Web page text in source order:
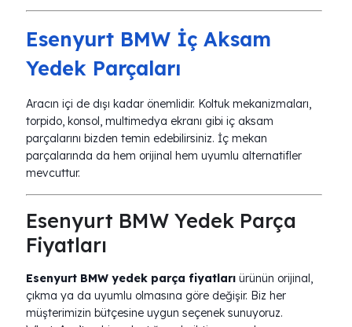
Esenyurt BMW İç Aksam
Yedek Parçaları
Aracın içi de dışı kadar önemlidir. Koltuk mekanizmaları,
torpido, konsol, multimedya ekranı gibi iç aksam
parçalarını bizden temin edebilirsiniz. İç mekan
parçalarında da hem orijinal hem uyumlu alternatifler
mevcuttur.
Esenyurt BMW Yedek Parça
Fiyatları
Esenyurt BMW yedek parça fiyatları ürünün orijinal,
çıkma ya da uyumlu olmasına göre değişir. Biz her
müşterimizin bütçesine uygun seçenek sunuyoruz.